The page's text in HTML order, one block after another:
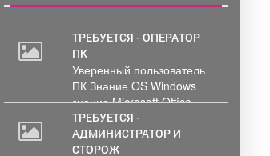
ТРЕБУЕТСЯ - ОПЕРАТОР
ПК
Уверенный пользователь
ПК Знание OS Windows
знание Microsoft Office .
Обработка и...
ТРЕБУЕТСЯ -
АДМИНИСТРАТОР И
СТОРОЖ